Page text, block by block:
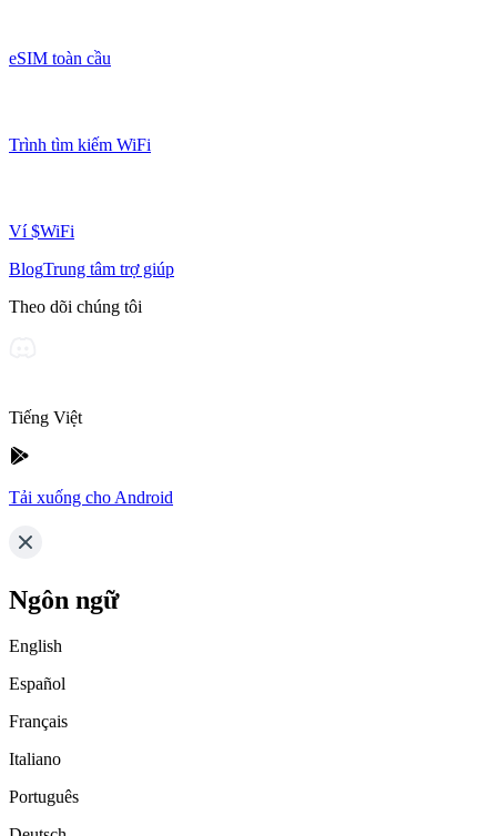
eSIM toàn cầu
Trình tìm kiếm WiFi
Ví $WiFi
BlogTrung tâm trợ giúp
Theo dõi chúng tôi
Tiếng Việt
Tải xuống cho Android
Ngôn ngữ
English
Español
Français
Italiano
Português